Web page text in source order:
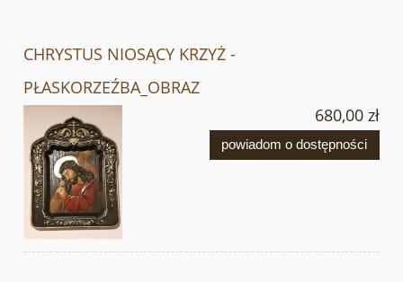
CHRYSTUS NIOSĄCY KRZYŻ -
PŁASKORZEŹBA_OBRAZ
680,00 zł
powiadom o dostępności